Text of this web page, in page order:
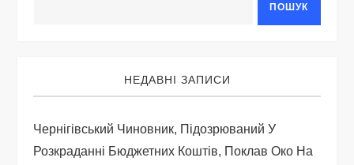
п
ПОШУК
НЕДАВНІ ЗАПИСИ
Чернігівський Чиновник, Підозрюваний У
Розкраданні Бюджетних Коштів, Поклав Око На